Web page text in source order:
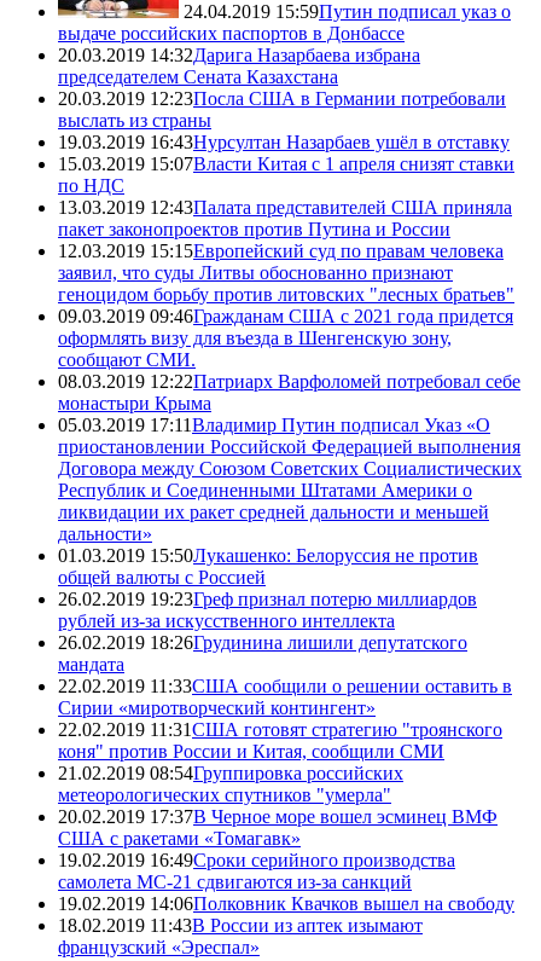
24.04.2019 15:59Путин подписал указ о
выдаче российских паспортов в Донбассе
20.03.2019 14:32Дарига Назарбаева избрана
председателем Сената Казахстана
20.03.2019 12:23Посла США в Германии потребовали
выслать из страны
19.03.2019 16:43Нурсултан Назарбаев ушёл в отставку
15.03.2019 15:07Власти Китая с 1 апреля снизят ставки
по НДС
13.03.2019 12:43Палата представителей США приняла
пакет законопроектов против Путина и России
12.03.2019 15:15Европейский суд по правам человека
заявил, что суды Литвы обоснованно признают
геноцидом борьбу против литовских "лесных братьев"
09.03.2019 09:46Гражданам США с 2021 года придется
оформлять визу для въезда в Шенгенскую зону,
сообщают СМИ.
08.03.2019 12:22Патриарх Варфоломей потребовал себе
монастыри Крыма
05.03.2019 17:11Владимир Путин подписал Указ «О
приостановлении Российской Федерацией выполнения
Договора между Союзом Советских Социалистических
Республик и Соединенными Штатами Америки о
ликвидации их ракет средней дальности и меньшей
дальности»
01.03.2019 15:50Лукашенко: Белоруссия не против
общей валюты с Россией
26.02.2019 19:23Греф признал потерю миллиардов
рублей из-за искусственного интеллекта
26.02.2019 18:26Грудинина лишили депутатского
мандата
22.02.2019 11:33США сообщили о решении оставить в
Сирии «миротворческий контингент»
22.02.2019 11:31США готовят стратегию "троянского
коня" против России и Китая, сообщили СМИ
21.02.2019 08:54Группировка российских
метеорологических спутников "умерла"
20.02.2019 17:37В Черное море вошел эсминец ВМФ
США с ракетами «Томагавк»
19.02.2019 16:49Сроки серийного производства
самолета МС-21 сдвигаются из-за санкций
19.02.2019 14:06Полковник Квачков вышел на свободу
18.02.2019 11:43В России из аптек изымают
французский «Эреспал»